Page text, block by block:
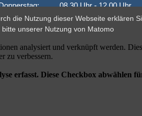
08.30 Uhr - 12.00 Uhr
auch:
14.00 Uhr - 18.00 Uhr
3. Montag
16.00 Uhr - 18.00 Uhr
die Nutzung dieser Webseite erklären
bitte unserer Nutzung von Matomo